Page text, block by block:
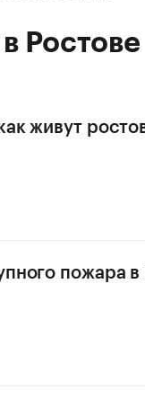
Ростове
живут
пожара